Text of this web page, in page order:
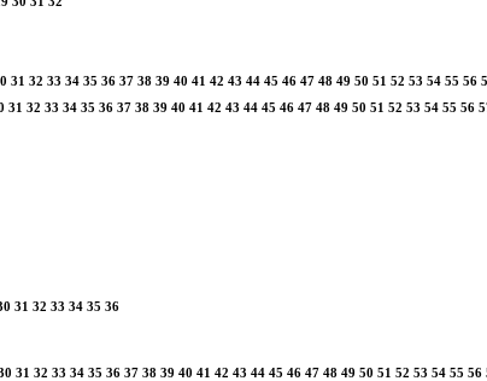
31 32 33 34 35 36 37 38 39 40 41 42 43 44 45 46 47 48 49 50 51 52 53 54 55 56
31 32 33 34 35 36 37 38 39 40 41 42 43 44 45 46 47 48 49 50 51 52 53 54 55 56
31 32 33 34 35 36
31 32 33 34 35 36 37 38 39 40 41 42 43 44 45 46 47 48 49 50 51 52 53 54 55 56